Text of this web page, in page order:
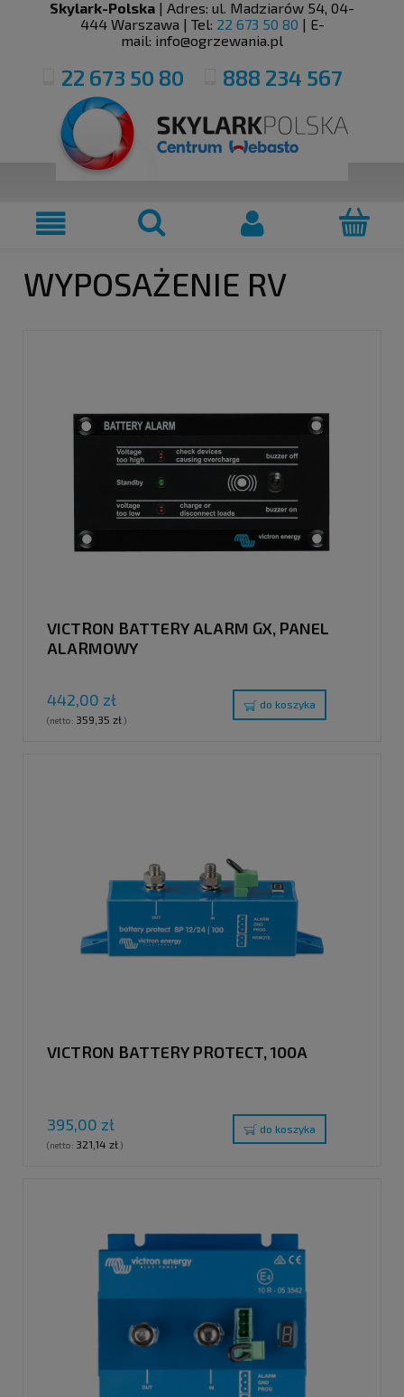
Skylark-Polska | Adres: ul. Madziarów 54, 04-
444 Warszawa | Tel: 22 673 50 80 | E-
mail: info@ogrzewania.pl
22 673 50 80 888 234 567
WYPOSAŻENIE RV
VICTRON BATTERY ALARM GX, PANEL
ALARMOWY
442,00 zł
(netto: 359,35 zł)
do koszyka
VICTRON BATTERY PROTECT, 100A
395,00 zł
(netto: 321,14 zł)
do koszyka